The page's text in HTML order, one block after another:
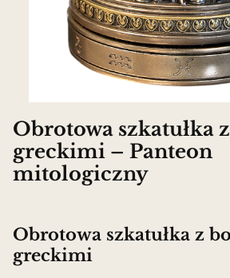
Obrotowa szkatułka
greckimi – Panteon
mitologiczny
Obrotowa szkatułka z
greckimi